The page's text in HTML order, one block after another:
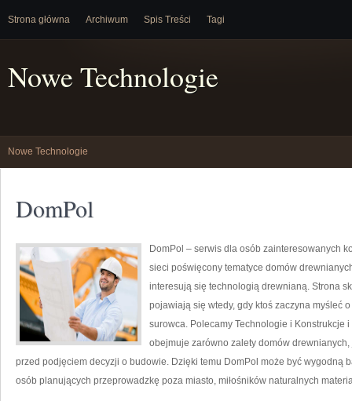
Strona główna Archiwum Spis Treści Tagi
Nowe Technologie
Nowe Technologie
DomPol
DomPol – serwis dla osób zainteresowanych
sieci poświęcony tematyce domów
interesują się technologią drewnianą. Strona
pojawiają się wtedy, gdy ktoś zaczyna myśleć
surowca. Polecamy Technologie i Konstrukcje
obejmuje zarówno zalety domów
przed podjęciem decyzji o budowie. Dzięki temu DomPol może być wygodną
osób planujących przeprowadzkę poza miasto, miłośników naturalnych